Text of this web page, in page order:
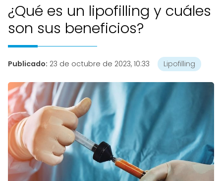
¿Qué es un lipofilling y cuáles
son sus beneficios?
Publicado: 23 de octubre de 2023, 10:33 Lipofilling